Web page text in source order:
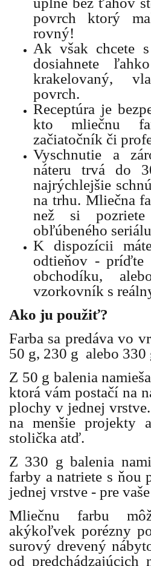
povrch ktorý
rovný!
Ak však chcete
dosiahnete
krakelovaný,
povrch.
Receptúra je
kto mliečnu
začiatočník či
Vyschnutie a
náteru trvá do
najrýchlejšie
na trhu. Mliečna
než si pozriete
obľúbeného
K dispozícii
odtieňov -
obchodíku,
vzorkovník s
Ako ju použiť?
Farba sa predáva vo
50 g, 230 g alebo 330
Z 50 g balenia
ktorá vám postačí na
plochy v jednej
na menšie projekty
stolička atď.
Z 330 g balenia
farby a natriete s ňou
jednej vrstve - pre
Mliečnu farbu
akýkoľvek porézny
surový drevený
od predchádzajúcich